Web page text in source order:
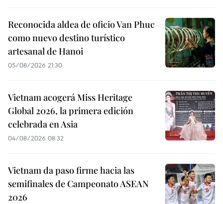
Reconocida aldea de oficio Van Phuc
como nuevo destino turístico
artesanal de Hanoi
05/08/2026 21:30
Vietnam acogerá Miss Heritage
Global 2026, la primera edición
celebrada en Asia
04/08/2026 08:32
Vietnam da paso firme hacia las
semifinales de Campeonato ASEAN
2026